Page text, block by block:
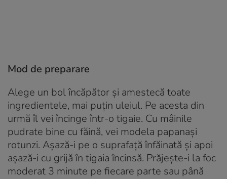
Mod de preparare
Alege un bol încăpător și amestecă toate
ingredientele, mai puțin uleiul. Pe acesta din
urmă îl vei încinge într-o tigaie. Cu mâinile
pudrate bine cu făină, vei modela papanași
rotunzi. Așază-i pe o suprafață înfăinată și apoi
așază-i cu grijă în tigaia încinsă. Prăjește-i la foc
moderat 3 minute pe fiecare parte sau până